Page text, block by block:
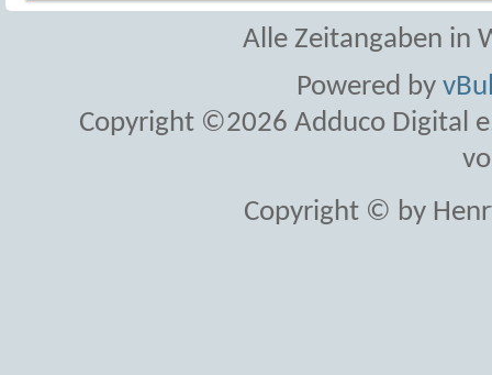
Alle Zeitangaben in
Powered by
Copyright ©2026 Adduco Digital
Copyright © by